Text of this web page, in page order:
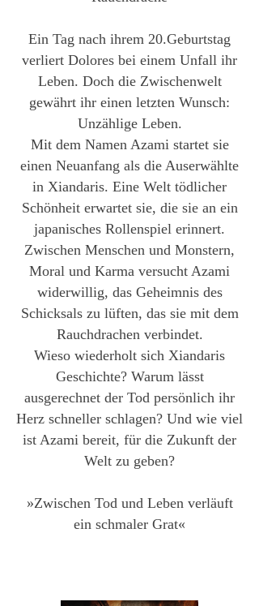
Ein Tag nach ihrem 20.Geburtstag
verliert Dolores bei einem Unfall ihr
Leben. Doch die Zwischenwelt
gewährt ihr einen letzten Wunsch:
Unzählige Leben.
Mit dem Namen Azami startet sie
einen Neuanfang als die Auserwählte
in Xiandaris. Eine Welt tödlicher
Schönheit erwartet sie, die sie an ein
japanisches Rollenspiel erinnert.
Zwischen Menschen und Monstern,
Moral und Karma versucht Azami
widerwillig, das Geheimnis des
Schicksals zu lüften, das sie mit dem
Rauchdrachen verbindet.
Wieso wiederholt sich Xiandaris
Geschichte? Warum lässt
ausgerechnet der Tod persönlich ihr
Herz schneller schlagen? Und wie viel
ist Azami bereit, für die Zukunft der
Welt zu geben?
»Zwischen Tod und Leben verläuft
ein schmaler Grat«​